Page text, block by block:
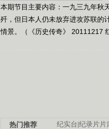
本期节目主要内容：一九三九年秋
歼，但日本人仍未放弃进攻苏联的
情景。（《历史传奇》 20111217
纪实台|纪录片片
热门推荐